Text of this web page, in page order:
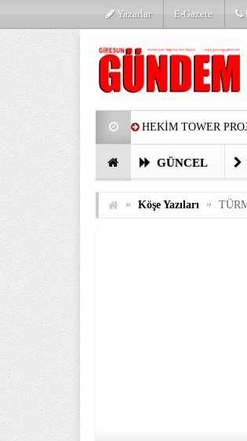
Yazarlar E-Gazete
HEKİM TOWER
PARTİ’DE YENİ
GÜNCEL
» Köşe Yazıları »